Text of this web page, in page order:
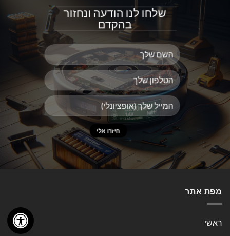
שלחו לנו הודעה ונחזור
בהקדם
מפת אתר
ראשי